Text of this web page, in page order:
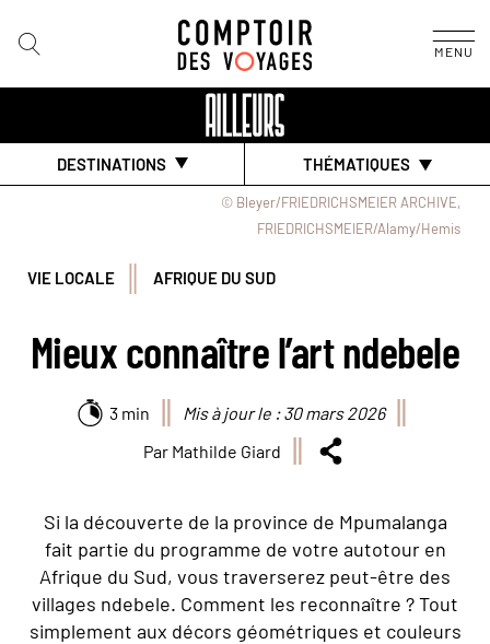
MENU
DESTINATIONS THÉMATIQUES
© Bleyer/FRIEDRICHSMEIER ARCHIVE,
FRIEDRICHSMEIER/Alamy/Hemis
VIE LOCALE AFRIQUE DU SUD
Mieux connaître l’art ndebele
3 min
Mis à jour le : 30 mars 2026
Par Mathilde Giard
Si la découverte de la province de Mpumalanga
fait partie du programme de votre autotour en
Afrique du Sud, vous traverserez peut-être des
villages ndebele. Comment les reconnaître ? Tout
simplement aux décors géométriques et couleurs